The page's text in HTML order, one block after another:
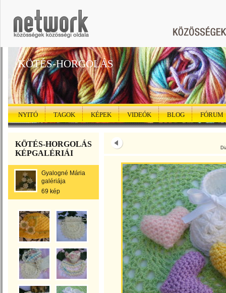
KÖTÉS-HORGOLÁS
NYITÓ TAGOK KÉPEK VIDEÓK BLOG FÓRUM
KÖTÉS-HORGOLÁS
KÉPGALÉRIÁI
Gyalogné Mária
galériája
69 kép